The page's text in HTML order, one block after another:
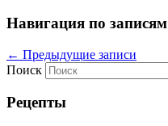
Навигация по записям
← Предыдущие записи
Поиск
Рецепты